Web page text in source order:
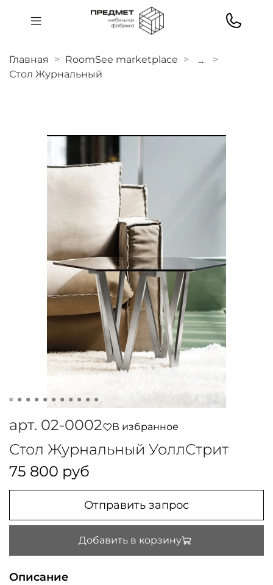
Главная RoomSee marketplace
...
Стол Журнальный
арт. 02-0002 В избранное
Стол Журнальный УоллСтрит
75 800 руб
Отправить запрос
Добавить в корзину
Описание